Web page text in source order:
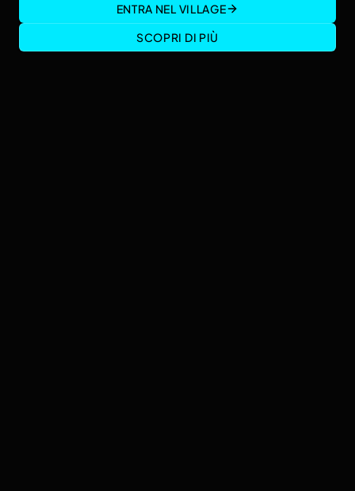
ENTRA NEL VILLAGE
SCOPRI DI PIÙ